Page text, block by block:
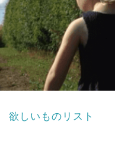
欲しいものリスト